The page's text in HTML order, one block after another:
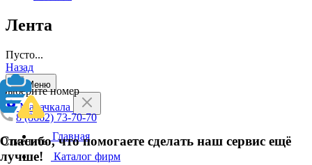
Лента
Пусто...
Назад
Выберите номер
8 (8662) 73-70-70
Отменить
Спасибо, что помогаете сделать наш сервис ещё
лучше!
Меню
Махачкала
Главная
Каталог фирм